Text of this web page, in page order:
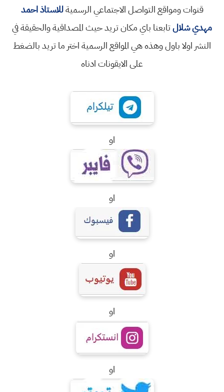
قنوات ومواقع التواصل الاجتماعي الرسميةللاستاذ احمد
مهدي شلالتابعنا باي مكان تريد حيث المصداقية والحقيقة في
النشر اولا باول وهذه هي المواقع الرسمية اختر ما تريد بالضغط
على الايقونات ادناه
او
او
او
او
او